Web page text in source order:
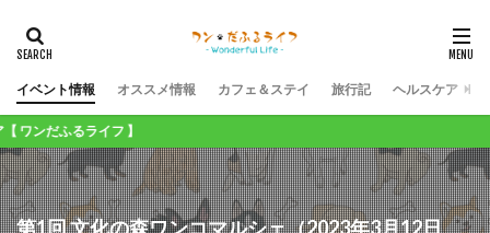
イベント情報 オススメ情報 カフェ＆ステイ 旅行記 ヘルスケア
るライフ 】
第1回 文化の森ワンコマルシェ（2023年3月12日